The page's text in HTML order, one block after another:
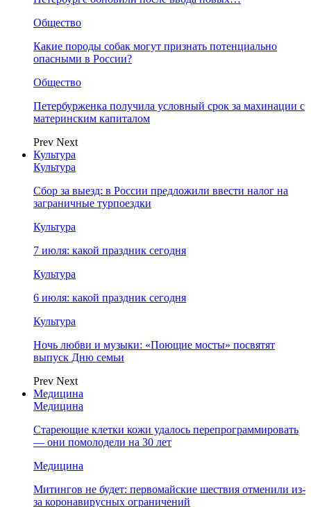
Общество
Какие породы собак могут признать потенциально
опасными в России?
Общество
Петербурженка получила условный срок за махинации с
материнским капиталом
Prev Next
Культура
Культура
Сбор за выезд: в России предложили ввести налог на
заграничные турпоездки
Культура
7 июля: какой праздник сегодня
Культура
6 июля: какой праздник сегодня
Культура
Ночь любви и музыки: «Поющие мосты» посвятят
выпуск Дню семьи
Prev Next
Медицина
Медицина
Стареющие клетки кожи удалось перепрограммировать
— они помолодели на 30 лет
Медицина
Митингов не будет: первомайские шествия отменили из-
за коронавирусных ограничений